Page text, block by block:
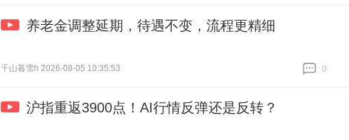
养老金调整延期，待遇不变，流程更精细
千山暮雪h 2026-08-05 10:35:53
0
沪指重返3900点！AI行情反弹还是反转？